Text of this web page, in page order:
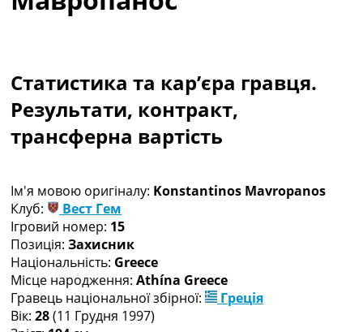
Колективний прогноз
Україна. Перша Ліга
Ліга Чемпіонів
Англія. Прем’єр-Ліга
Іспанія. Ла Ліга
Чемпіонат Світу. Турнирні таблиці
Таблиця УПЛ
Перша Ліга
Таблиця АПЛ
Таблиця Ла Ліги
Таблиця Ліги Чемпіонів
Всі таблиці >>>
Рейтинги
Статистика та кар’єра гравця.
Результати, контракт,
трансферна вартість
Ім'я мовою оригіналу: Konstantinos Mavropanos
Клуб:
Вест Гем
Ігровий номер: 15
Позиція: Захисник
Національність: Greece
Місце народження: Athína Greece
Гравець національної збірної:
Греція
Вік: 28(11 Грудня 1997)